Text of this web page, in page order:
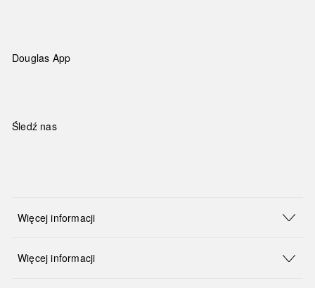
Douglas App
Śledź nas
Więcej informacji
Więcej informacji